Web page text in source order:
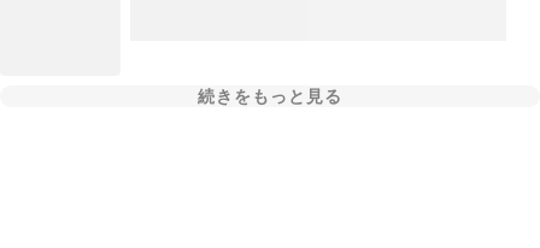
続きをもっと見る